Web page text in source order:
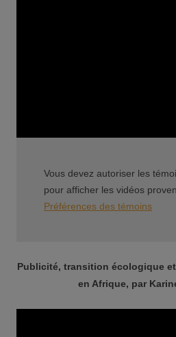
Vous devez autoriser les
pour afficher les vidéos
Préférences des témoins
Publicité, transition écologique
en Afrique, par